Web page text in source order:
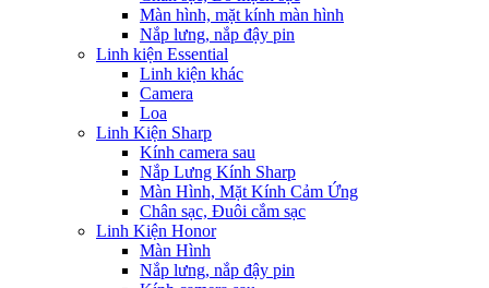
Màn hình, mặt kính màn hình
Nắp lưng, nắp đậy pin
Linh kiện Essential
Linh kiện khác
Camera
Loa
Linh Kiện Sharp
Kính camera sau
Nắp Lưng Kính Sharp
Màn Hình, Mặt Kính Cảm Ứng
Chân sạc, Đuôi cắm sạc
Linh Kiện Honor
Màn Hình
Nắp lưng, nắp đậy pin